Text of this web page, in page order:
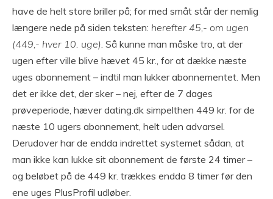
have de helt store briller på; for med småt står der nemlig
længere nede på siden teksten: herefter 45,- om ugen
(449,- hver 10. uge). Så kunne man måske tro, at der
ugen efter ville blive hævet 45 kr., for at dække næste
uges abonnement – indtil man lukker abonnementet. Men
det er ikke det, der sker – nej, efter de 7 dages
prøveperiode, hæver dating.dk simpelthen 449 kr. for de
næste 10 ugers abonnement, helt uden advarsel.
Derudover har de endda indrettet systemet sådan, at
man ikke kan lukke sit abonnement de første 24 timer –
og beløbet på de 449 kr. trækkes endda 8 timer før den
ene uges PlusProfil udløber.